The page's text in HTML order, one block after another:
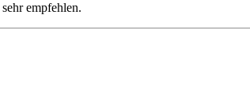
sehr empfehlen.